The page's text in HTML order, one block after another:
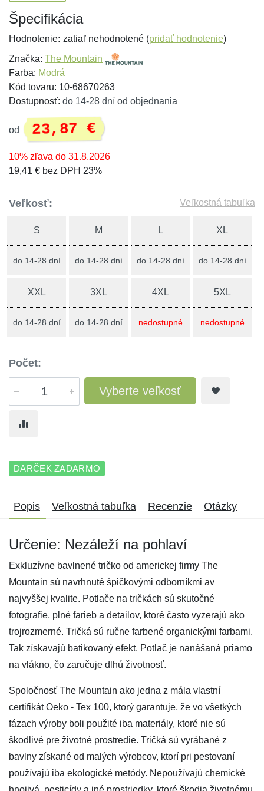
Špecifikácia
Hodnotenie: zatiaľ nehodnotené (pridať hodnotenie)
Značka: The Mountain
Farba: Modrá
Kód tovaru: 10-68670263
Dostupnosť: do 14-28 dní od objednania
od 23,87 €
10% zľava do 31.8.2026
19,41 € bez DPH 23%
Veľkosť: Veľkostná tabuľka
S
do 14-28 dní
M
do 14-28 dní
L
do 14-28 dní
XL
do 14-28 dní
XXL
do 14-28 dní
3XL
do 14-28 dní
4XL
nedostupné
5XL
nedostupné
Počet:
Vyberte veľkosť
DARČEK ZADARMO
Popis Veľkostná tabuľka Recenzie Otázky
Určenie: Nezáleží na pohlaví
Exkluzívne bavlnené tričko od americkej firmy The
Mountain sú navrhnuté špičkovými odborníkmi av
najvyššej kvalite. Potlače na tričkách sú skutočné
fotografie, plné farieb a detailov, ktoré často vyzerajú ako
trojrozmerné. Tričká sú ručne farbené organickými farbami.
Tak získavajú batikovaný efekt. Potlač je nanášaná priamo
na vlákno, čo zaručuje dlhú životnosť.
Spoločnosť The Mountain ako jedna z mála vlastní
certifikát Oeko - Tex 100, ktorý garantuje, že vo všetkých
fázach výroby boli použité iba materiály, ktoré nie sú
škodlivé pre životné prostredie. Tričká sú vyrábané z
bavlny získané od malých výrobcov, ktorí pri pestovaní
používajú iba ekologické metódy. Nepoužívajú chemické